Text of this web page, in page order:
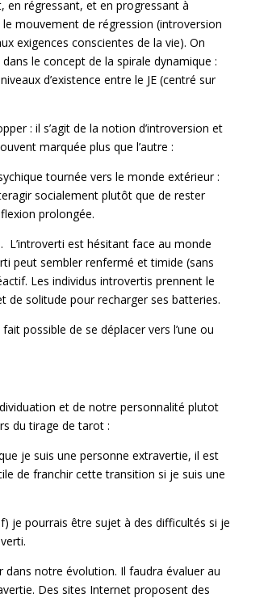
en régressant, et en progressant à
mouvement de régression (introversion
exigences conscientes de la vie). On
le concept de la spirale dynamique :
d’existence entre le JE (centré sur
: il s’agit de la notion d’introversion et
marquée plus que l’autre :
tournée vers le monde extérieur :
socialement plutôt que de rester
prolongée.
L’introverti est hésitant face au monde
peut sembler renfermé et timide (sans
Les individus introvertis prennent le
de solitude pour recharger ses batteries.
possible de se déplacer vers l’une ou
et de notre personnalité plutot
du tirage de tarot :
je suis une personne extravertie, il est
de franchir cette transition si je suis une
je pourrais être sujet à des difficultés si je
notre évolution. Il faudra évaluer au
Des sites Internet proposent des